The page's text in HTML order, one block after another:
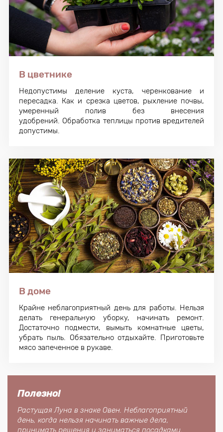
В цветнике
Недопустимы деление куста, черенкование и
пересадка. Как и срезка цветов, рыхление почвы,
умеренный полив без внесения
удобрений. Обработка теплицы против вредителей
допустимы.
В доме
Крайне неблагоприятный день для работы. Нельзя
делать генеральную уборку, начинать ремонт.
Достаточно подмести, вымыть комнатные цветы,
убрать пыль. Обязательно отдыхайте. Приготовьте
мясо запеченное в рукаве.
Полезно!
Растущая Луна в знаке Овен. Неблагоприятный
день, когда нельзя начинать важные дела,
принимать решения и заниматься посадками.